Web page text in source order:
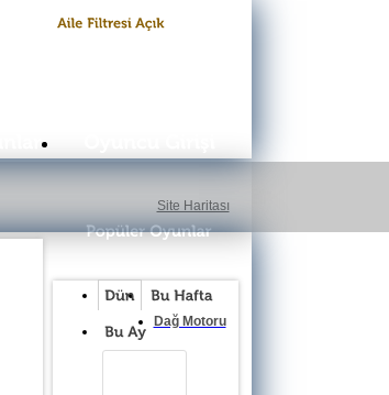
Dağ Motoru
Site Haritası